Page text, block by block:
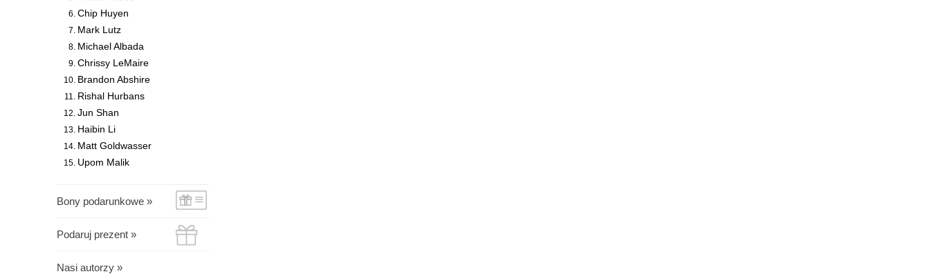
Chip Huyen
Mark Lutz
Michael Albada
Chrissy LeMaire
Brandon Abshire
Rishal Hurbans
Jun Shan
Haibin Li
Matt Goldwasser
Upom Malik
Bony podarunkowe »
Podaruj prezent »
Nasi autorzy »